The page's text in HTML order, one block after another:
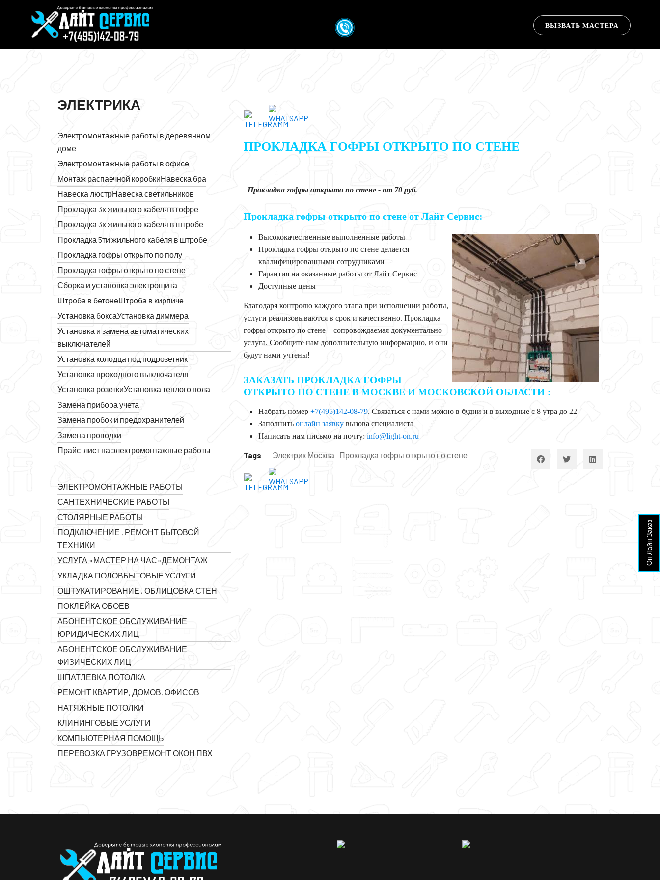
Он Лайн Заказ
ВЫЗВАТЬ МАСТЕРА
ЭЛЕКТРИКА
Электромонтажные работы в деревянном
доме
Электромонтажные работы в офисе
Монтаж распаечной коробкиНавеска бра
Навеска люстрНавеска светильников
Прокладка 3х жильного кабеля в гофре
Прокладка 3х жильного кабеля в штробе
Прокладка 5ти жильного кабеля в штробе
Прокладка гофры открыто по полу
Прокладка гофры открыто по стене
Сборка и установка электрощита
Штроба в бетонеШтроба в кирпиче
Установка боксаУстановка диммера
Установка и замена автоматических
выключателей
Установка колодца под подрозетник
Установка проходного выключателя
Установка розеткиУстановка теплого пола
Замена прибора учета
Замена пробок и предохранителей
Замена проводки
Прайс-лист на электромонтажные работы
ЭЛЕКТРОМОНТАЖНЫЕ РАБОТЫ
САНТЕХНИЧЕСКИЕ РАБОТЫ
СТОЛЯРНЫЕ РАБОТЫ
ПОДКЛЮЧЕНИЕ , РЕМОНТ БЫТОВОЙ
ТЕХНИКИ
УСЛУГА «МАСТЕР НА ЧАС»ДЕМОНТАЖ
УКЛАДКА ПОЛОВБЫТОВЫЕ УСЛУГИ
ОШТУКАТИРОВАНИЕ , ОБЛИЦОВКА СТЕН
ПОКЛЕЙКА ОБОЕВ
АБОНЕНТСКОЕ ОБСЛУЖИВАНИЕ
ЮРИДИЧЕСКИХ ЛИЦ
АБОНЕНТСКОЕ ОБСЛУЖИВАНИЕ
ФИЗИЧЕСКИХ ЛИЦ
ШПАТЛЕВКА ПОТОЛКА
РЕМОНТ КВАРТИР, ДОМОВ, ОФИСОВ
НАТЯЖНЫЕ ПОТОЛКИ
КЛИНИНГОВЫЕ УСЛУГИ
КОМПЬЮТЕРНАЯ ПОМОЩЬ
ПЕРЕВОЗКА ГРУЗОВРЕМОНТ ОКОН ПВХ
ПРОКЛАДКА ГОФРЫ ОТКРЫТО ПО СТЕНЕ
Прокладка гофры открыто по стене - от 70 руб.
Прокладка гофры открыто по стене от Лайт Сервис:
Высококачественные выполненные работы
Прокладка гофры открыто по стене делается
квалифицированными сотрудниками
Гарантия на оказанные работы от Лайт Сервис
Доступные цены
Благодаря контролю каждого этапа при исполнении работы,
услуги реализовываются в срок и качественно. Прокладка
гофры открыто по стене – сопровождаемая документально
услуга. Сообщите нам дополнительную информацию, и они
будут нами учтены!
ЗАКАЗАТЬ ПРОКЛАДКА ГОФРЫ
ОТКРЫТО ПО СТЕНЕ В МОСКВЕ И МОСКОВСКОЙ ОБЛАСТИ :
Набрать номер +7(495)142-08-79. Связаться с нами можно в будни и в выходные с 8 утра до 22
Заполнить онлайн заявкувызова специалиста
Написать нам письмо на почту: info@light-on.ru
Tags Электрик Москва Прокладка гофры открыто по стене